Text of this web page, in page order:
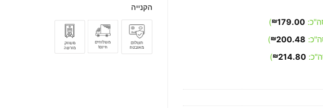
₪179.00
)
₪200.48
)
₪214.80
)
הקנייה